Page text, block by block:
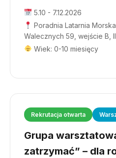
5.10 - 7.12.2026
Poradnia Latarnia
Walecznych 59, wejście B,
Wiek: 0-10 miesięcy
Rekrutacja otwarta
Grupa
zatrzymać” – dla